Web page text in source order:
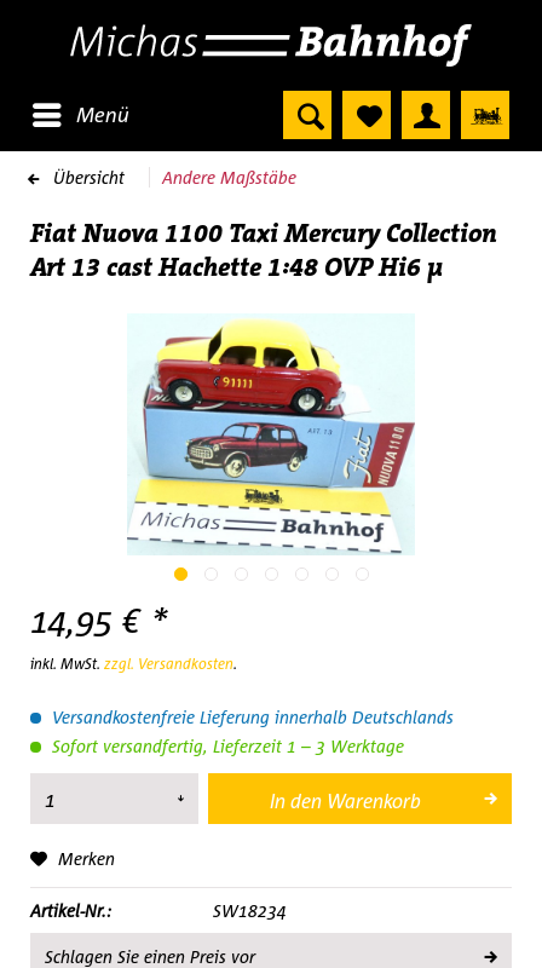
Menü
Übersicht Andere Maßstäbe
Fiat Nuova 1100 Taxi Mercury Collection
Art 13 cast Hachette 1:48 OVP Hi6 µ
14,95 € *
inkl. MwSt. zzgl. Versandkosten.
Versandkostenfreie Lieferung innerhalb Deutschlands
Sofort versandfertig, Lieferzeit 1 – 3 Werktage
In den Warenkorb
Merken
Artikel-Nr.: SW18234
Schlagen Sie einen Preis vor